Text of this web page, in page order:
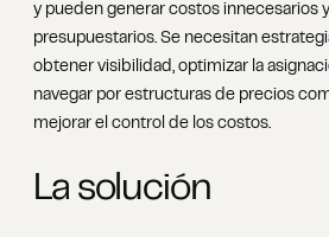
y pueden generar costos innecesarios
presupuestarios. Se necesitan
obtener visibilidad, optimizar la
navegar por estructuras de precios
mejorar el control de los costos.
La solución